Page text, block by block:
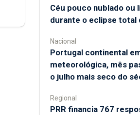
Céu pouco nublado ou
durante o eclipse total
Nacional
Portugal continental
meteorológica, mês
o julho mais seco do
Regional
PRR financia 767